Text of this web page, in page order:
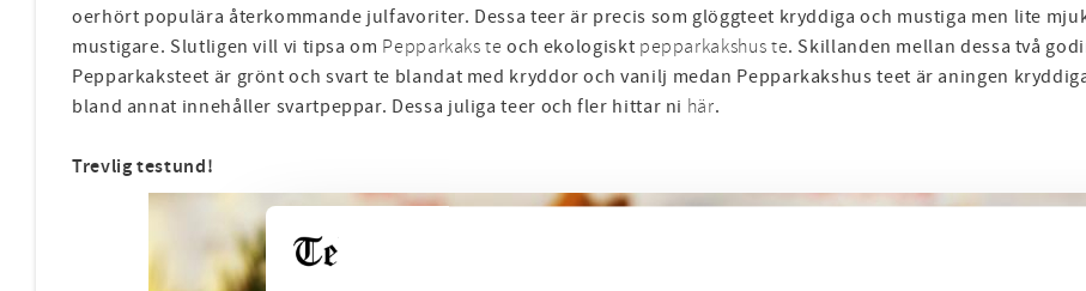
oerhört populära återkommande julfavoriter. Dessa teer är precis som glöggteet kryddiga och mustiga men lite
mustigare. Slutligen vill vi tipsa om Pepparkaks te och ekologiskt pepparkakshus te. Skillanden mellan dessa två
Pepparkaksteet är grönt och svart te blandat med kryddor och vanilj medan Pepparkakshus teet är aningen
bland annat innehåller svartpeppar. Dessa juliga teer och fler hittar ni här.
Trevlig testund!